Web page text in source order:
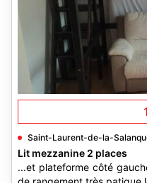
Saint-Laurent-de-la-
Lit mezzanine 2 places
...et plateforme côté